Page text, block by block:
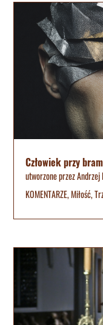
Człowiek przy
utworzone przezAndrzej
KOMENTARZE,Miłość,